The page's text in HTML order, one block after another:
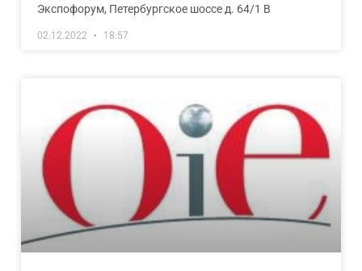
Экспофорум, Петербургское шоссе д. 64/1 В
02.12.2022 18:57